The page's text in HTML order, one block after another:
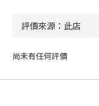
尚未有任何評價